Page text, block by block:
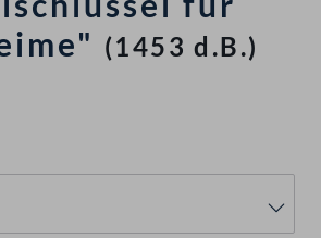
(1453 d.B.)